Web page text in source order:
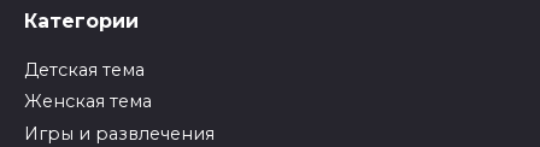
Категории
Детская тема
Женская тема
Игры и развлечения